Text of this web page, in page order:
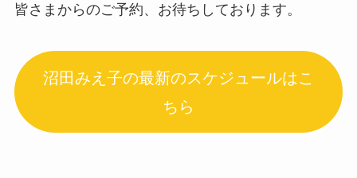
皆さまからのご予約、お待ちしております。
沼田みえ子の最新のスケジュールはこ
ちら